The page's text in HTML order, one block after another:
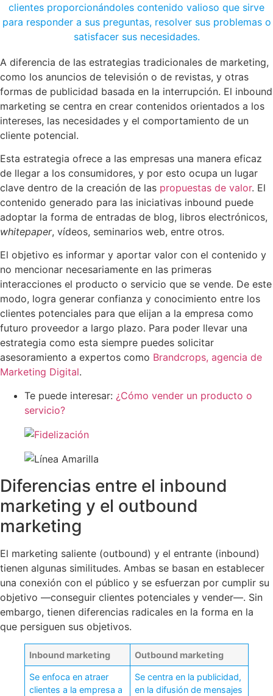
clientes proporcionándoles contenido valioso que sirve
para responder a sus preguntas, resolver sus problemas o
satisfacer sus necesidades.
A diferencia de las estrategias tradicionales de marketing,
como los anuncios de televisión o de revistas, y otras
formas de publicidad basada en la interrupción. El inbound
marketing se centra en crear contenidos orientados a los
intereses, las necesidades y el comportamiento de un
cliente potencial.
Esta estrategia ofrece a las empresas una manera eficaz
de llegar a los consumidores, y por esto ocupa un lugar
clave dentro de la creación de las propuestas de valor. El
contenido generado para las iniciativas inbound puede
adoptar la forma de entradas de blog, libros electrónicos,
whitepaper, vídeos, seminarios web, entre otros.
El objetivo es informar y aportar valor con el contenido y
no mencionar necesariamente en las primeras
interacciones el producto o servicio que se vende. De este
modo, logra generar confianza y conocimiento entre los
clientes potenciales para que elijan a la empresa como
futuro proveedor a largo plazo. Para poder llevar una
estrategia como esta siempre puedes solicitar
asesoramiento a expertos como Brandcrops, agencia de
Marketing Digital.
Te puede interesar: ¿Cómo vender un producto o
servicio?
Diferencias entre el inbound
marketing y el outbound
marketing
El marketing saliente (outbound) y el entrante (inbound)
tienen algunas similitudes. Ambas se basan en establecer
una conexión con el público y se esfuerzan por cumplir su
objetivo —conseguir clientes potenciales y vender—. Sin
embargo, tienen diferencias radicales en la forma en la
que persiguen sus objetivos.
Inbound marketing Outbound marketing
Se enfoca en atraer
clientes a la empresa a
Se centra en la publicidad,
en la difusión de mensajes